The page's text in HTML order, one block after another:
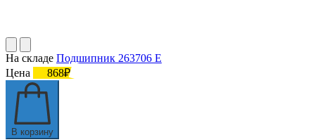
На складе Подшипник 263706 Е
Цена
868₽
В корзину